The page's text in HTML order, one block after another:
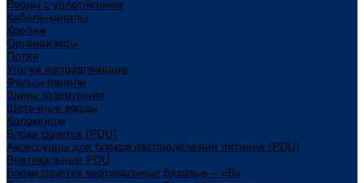
Вводы с уплотнением
Кабель-каналы
Крепеж
Органайзеры
Полки
Уголки направляющие
Фальш-панели
Шины заземления
Щеточные вводы
Колокейшн
Блоки розеток (PDU)
Аксессуары для блоков распределения питания (PDU)
Вертикальные PDU
Блоки розеток вертикальные базовые – «В»